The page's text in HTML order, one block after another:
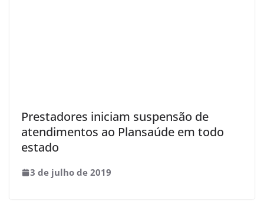
Prestadores iniciam suspensão de
atendimentos ao Plansaúde em todo
estado
3 de julho de 2019